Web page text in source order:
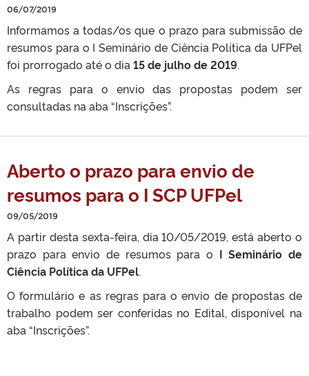
06/07/2019
Informamos a todas/os que o prazo para submissão de
resumos para o I Seminário de Ciência Política da UFPel
foi prorrogado até o dia 15 de julho de 2019.
As regras para o envio das propostas podem ser
consultadas na aba “Inscrições”.
Aberto o prazo para envio de
resumos para o I SCP UFPel
09/05/2019
A partir desta sexta-feira, dia 10/05/2019, está aberto o
prazo para envio de resumos para o I Seminário de
Ciência Política da UFPel.
O formulário e as regras para o envio de propostas de
trabalho podem ser conferidas no Edital, disponível na
aba “Inscrições”.